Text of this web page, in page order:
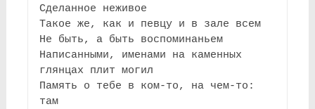
Сделанное неживое
Такое же, как и певцу и в зале всем
Не быть, а быть воспоминаньем
Написанными, именами на каменных
глянцах плит могил
Память о тебе в ком-то, на чем-то:
там